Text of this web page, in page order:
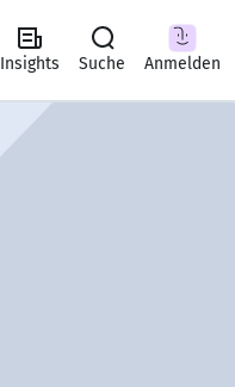
Insights Suche Anmelden